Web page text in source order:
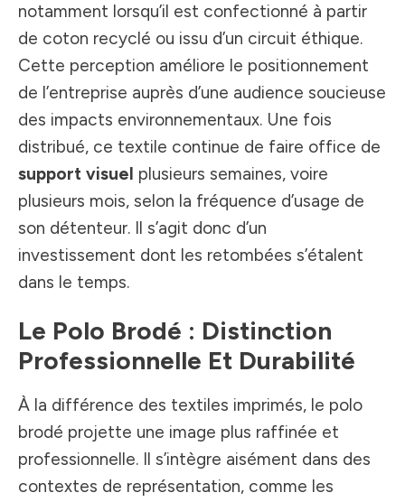
notamment lorsqu’il est confectionné à partir
de coton recyclé ou issu d’un circuit éthique.
Cette perception améliore le positionnement
de l’entreprise auprès d’une audience soucieuse
des impacts environnementaux. Une fois
distribué, ce textile continue de faire office de
support visuel plusieurs semaines, voire
plusieurs mois, selon la fréquence d’usage de
son détenteur. Il s’agit donc d’un
investissement dont les retombées s’étalent
dans le temps.
Le Polo Brodé : Distinction
Professionnelle Et Durabilité
À la différence des textiles imprimés, le polo
brodé projette une image plus raffinée et
professionnelle. Il s’intègre aisément dans des
contextes de représentation, comme les